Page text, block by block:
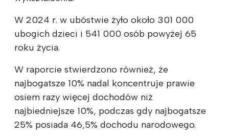
W 2024 r. w ubóstwie żyło około 301 000
ubogich dzieci i 541 000 osób powyżej 65
roku życia.
W raporcie stwierdzono również, że
najbogatsze 10% nadal koncentruje prawie
osiem razy więcej dochodów niż
najbiedniejsze 10%, podczas gdy najbogatsze
25% posiada 46,5% dochodu narodowego.